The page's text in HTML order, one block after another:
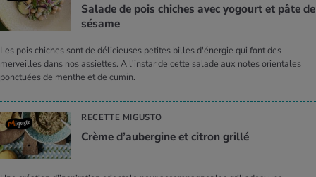
Salade de pois chiches avec yogourt et pâte de
sésame
Les pois chiches sont de délicieuses petites billes d'énergie qui font des
merveilles dans nos assiettes. A l'instar de cette salade aux notes orientales
ponctuées de menthe et de cumin.
RECETTE MIGUSTO
Crème d’au­ber­gine et citron grillé